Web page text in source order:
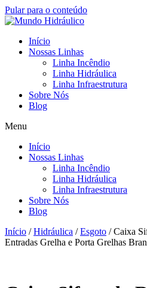
Pular para o conteúdo
Início
Nossas Linhas
Linha Incêndio
Linha Hidráulica
Linha Infraestrutura
Sobre Nós
Blog
Menu
Início
Nossas Linhas
Linha Incêndio
Linha Hidráulica
Linha Infraestrutura
Sobre Nós
Blog
Início /Hidráulica /Esgoto / Caixa
Entradas Grelha e Porta Grelhas